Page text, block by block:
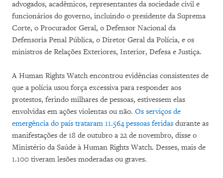
advogados, acadêmicos, representantes da sociedade civil e
funcionários do governo, incluindo o presidente da Suprema
Corte, o Procurador Geral, o Defensor Nacional da
Defensoria Penal Pública, o Diretor Geral da Polícia, e os
ministros de Relações Exteriores, Interior, Defesa e Justiça.
A Human Rights Watch encontrou evidências consistentes de
que a polícia usou força excessiva para responder aos
protestos, ferindo milhares de pessoas, estivessem elas
envolvidas em ações violentas ou não. Os serviços de
emergência do país trataram 11.564 pessoas feridas durante as
manifestações de 18 de outubro a 22 de novembro, disse o
Ministério da Saúde à Human Rights Watch. Desses, mais de
1.100 tiveram lesões moderadas ou graves.